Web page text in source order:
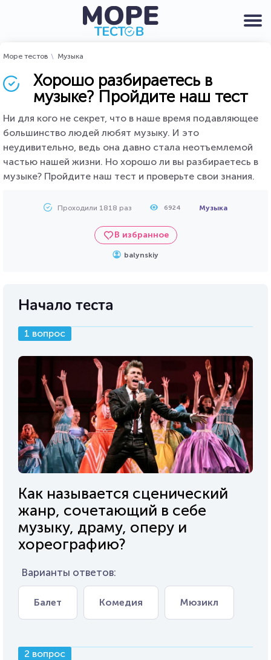
Море тестов Музыка
Хорошо разбираетесь в
музыке? Пройдите наш тест
Ни для кого не секрет, что в наше время подавляющее
большинство людей любят музыку. И это
неудивительно, ведь она давно стала неотъемлемой
частью нашей жизни. Но хорошо ли вы разбираетесь в
музыке? Пройдите наш тест и проверьте свои знания.
Проходили 1818 раз 6924 Музыка
В избранное
balynskiy
Начало теста
1 вопрос
Как называется сценический
жанр, сочетающий в себе
музыку, драму, оперу и
хореографию?
Варианты ответов:
Балет Комедия Мюзикл
2 вопрос